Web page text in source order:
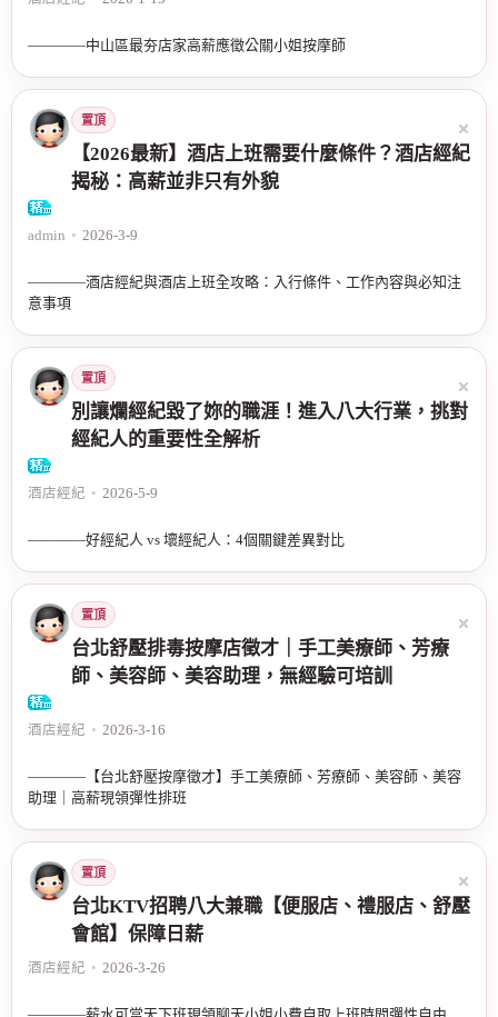
————中山區最夯店家高薪應徵公關小姐按摩師
置頂
【2026最新】酒店上班需要什麼條件？酒店經紀
揭秘：高薪並非只有外貌
admin • 2026-3-9
————酒店經紀與酒店上班全攻略：入行條件、工作內容與必知注
意事項
置頂
別讓爛經紀毀了妳的職涯！進入八大行業，挑對
經紀人的重要性全解析
酒店經紀 • 2026-5-9
————好經紀人 vs 壞經紀人：4個關鍵差異對比
置頂
台北舒壓排毒按摩店徵才｜手工美療師、芳療
師、美容師、美容助理，無經驗可培訓
酒店經紀 • 2026-3-16
————【台北舒壓按摩徵才】手工美療師、芳療師、美容師、美容
助理｜高薪現領彈性排班
置頂
台北KTV招聘八大兼職【便服店、禮服店、舒壓
會館】保障日薪
酒店經紀 • 2026-3-26